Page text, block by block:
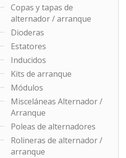
Copas y tapas de
alternador / arranque
Dioderas
Estatores
Inducidos
Kits de arranque
Módulos
Misceláneas Alternador /
Arranque
Poleas de alternadores
Rolineras de alternador /
arranque